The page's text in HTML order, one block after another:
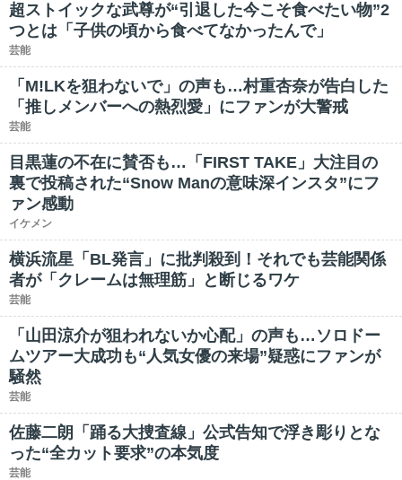
超ストイックな武尊が“引退した今こそ食べたい物”2
つとは「子供の頃から食べてなかったんで」
芸能
「M!LKを狙わないで」の声も…村重杏奈が告白した
「推しメンバーへの熱烈愛」にファンが大警戒
芸能
目黒蓮の不在に賛否も…「FIRST TAKE」大注目の
裏で投稿された“Snow Manの意味深インスタ”にフ
ァン感動
イケメン
横浜流星「BL発言」に批判殺到！それでも芸能関係
者が「クレームは無理筋」と断じるワケ
芸能
「山田涼介が狙われないか心配」の声も…ソロドー
ムツアー大成功も“人気女優の来場”疑惑にファンが
騒然
芸能
佐藤二朗「踊る大捜査線」公式告知で浮き彫りとな
った“全カット要求”の本気度
芸能